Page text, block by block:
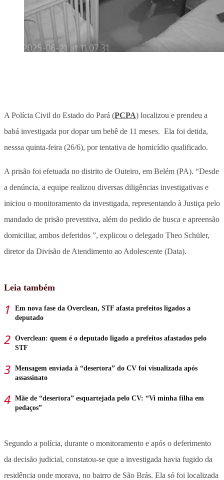
A Polícia Civil do Estado do Pará (PCPA) localizou e prendeu a
babá investigada por dopar um bebê de 11 meses. Ela foi detida,
nesssa quinta-feira (26/6), por tentativa de homicídio qualificado.
A prisão foi efetuada no distrito de Outeiro, em Belém (PA). “Desde
a denúncia, a equipe realizou diversas diligências investigativas e
iniciou o monitoramento da investigada, representando à Justiça pelo
mandado de prisão preventiva, além do pedido de busca e apreensão
domiciliar, ambos deferidos ”, explicou o delegado Theo Schüler,
diretor da Divisão de Atendimento ao Adolescente (Data).
Leia também
Em nova fase da Overclean, STF afasta prefeitos ligados a
deputado
Overclean: quem é o deputado ligado a prefeitos afastados pelo
STF
Mensagem enviada à “desertora” do CV foi visualizada após
assassinato
Mãe de “desertora” esquartejada pelo CV: “Vi minha filha em
pedaços”
Segundo a polícia, durante o monitoramento e após o deferimento
da decisão judicial, constatou-se que a investigada havia fugido da
residência onde morava, no bairro de São Brás. Ela só foi localizada